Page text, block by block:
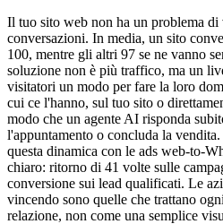
Il tuo sito web non ha un problema
conversazioni. In media, un sito
100, mentre gli altri 97 se ne vanno
soluzione non è più traffico, ma un
visitatori un modo per fare la loro
cui ce l'hanno, sul tuo sito o
modo che un agente AI risponda
l'appuntamento o concluda la
questa dinamica con le ads web-to-
chiaro: ritorno di 41 volte sulle
conversione sui lead qualificati. Le
vincendo sono quelle che trattano
relazione, non come una semplice